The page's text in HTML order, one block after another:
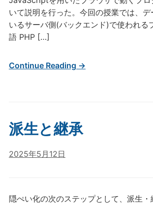
いて説明を行った。今回の授業では、デ
いるサーバ側(バックエンド)で使われる
語 PHP […]
Continue Reading →
派生と継承
2025年5月12日
隠ぺい化の次のステップとして、派生・